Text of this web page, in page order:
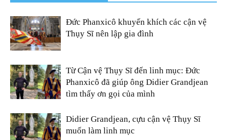
Đức Phanxicô khuyến khích các cận vệ
Thụy Sĩ nên lập gia đình
Từ Cận vệ Thụy Sĩ đến linh mục: Đức
Phanxicô đã giúp ông Didier Grandjean
tìm thấy ơn gọi của mình
Didier Grandjean, cựu cận vệ Thụy Sĩ
muốn làm linh mục